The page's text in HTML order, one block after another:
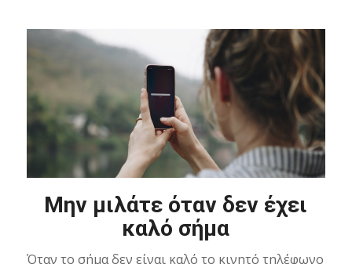
Μην μιλάτε όταν δεν έχει
καλό σήμα
Όταν το σήμα δεν είναι καλό το κινητό τηλέφωνο